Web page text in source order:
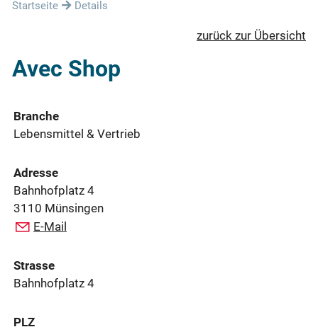
Startseite Details
zurück zur Übersicht
Avec Shop
Branche
Lebensmittel & Vertrieb
Adresse
Bahnhofplatz 4
3110 Münsingen
E-Mail
Strasse
Bahnhofplatz 4
PLZ